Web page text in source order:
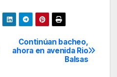
Continúan bacheo,
ahora en avenida Rio
Balsas